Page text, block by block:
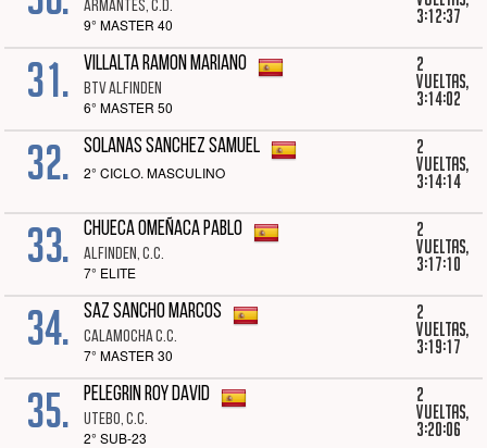
ARMANTES, C.D.
9° MASTER 40
3:12:37
31. VILLALTA RAMON MARIANO
BTV ALFINDEN
6° MASTER 50
2
vueltas,
3:14:02
32. SOLANAS SANCHEZ SAMUEL
2° CICLO. MASCULINO
2
vueltas,
3:14:14
33. CHUECA OMEÑACA PABLO
ALFINDEN, C.C.
7° ELITE
2
vueltas,
3:17:10
34. SAZ SANCHO MARCOS
CALAMOCHA C.C.
7° MASTER 30
2
vueltas,
3:19:17
35. PELEGRIN ROY DAVID
UTEBO, C.C.
2° SUB-23
2
vueltas,
3:20:06